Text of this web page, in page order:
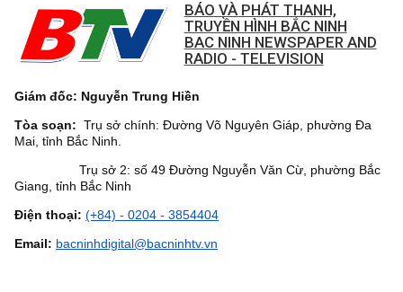
BÁO VÀ PHÁT THANH,
TRUYỀN HÌNH BẮC NINH
BAC NINH NEWSPAPER AND
RADIO - TELEVISION
Giám đốc: Nguyễn Trung Hiền
Tòa soạn: Trụ sở chính: Đường Võ Nguyên Giáp, phường Đa
Mai, tỉnh Bắc Ninh.
Trụ sở 2: số 49 Đường Nguyễn Văn Cừ, phường Bắc
Giang, tỉnh Bắc Ninh
Điện thoại: (+84) - 0204 - 3854404
Email: bacninhdigital@bacninhtv.vn